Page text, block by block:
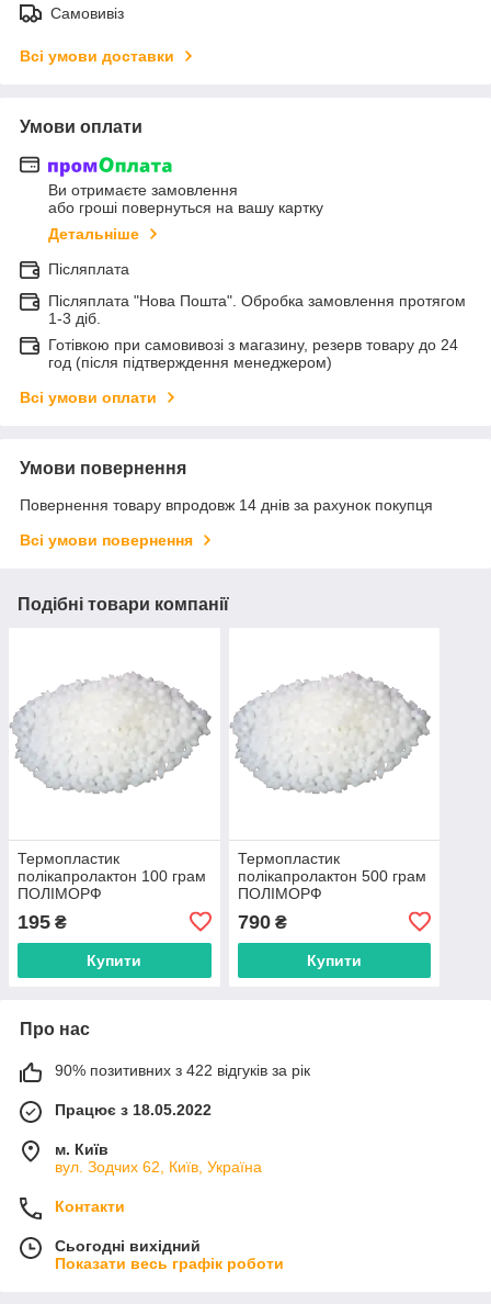
Самовивіз
Всі умови доставки
Умови оплати
Ви отримаєте замовлення
або гроші повернуться на вашу картку
Детальніше
Післяплата
Післяплата "Нова Пошта". Обробка замовлення протягом
1-3 діб.
Готівкою при самовивозі з магазину, резерв товару до 24
год (після підтверждення менеджером)
Всі умови оплати
Умови повернення
Повернення товару впродовж 14 днів за рахунок покупця
Всі умови повернення
Подібні товари компанії
Термопластик
полікапролактон 100 грам
ПОЛІМОРФ
195 ₴
Купити
Термопластик
полікапролактон 500 грам
ПОЛІМОРФ
790₴
Купити
Про нас
90% позитивних з 422 відгуків за рік
Працює з 18.05.2022
м. Київ
вул. Зодчих 62, Київ, Україна
Контакти
Сьогодні вихідний
Показати весь графік роботи